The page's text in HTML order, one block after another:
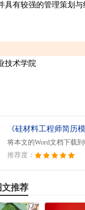
具有较强的管理策划
技术学院
《硅材料工程师简历模
将本文的Word文档下载
推荐度：
推荐